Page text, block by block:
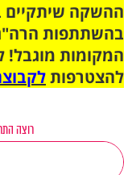
ההשקה שיתקיים
בהשתתפות
המקומות מוגבל!
להצטרפות
רוצה